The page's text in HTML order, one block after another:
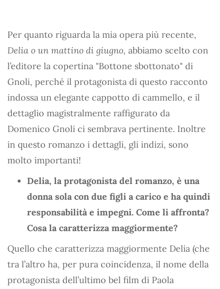
Per quanto riguarda la mia opera più recente,
Delia o un mattino di giugno, abbiamo scelto con
l’editore la copertina "Bottone sbottonato" di
Gnoli, perché il protagonista di questo racconto
indossa un elegante cappotto di cammello, e il
dettaglio magistralmente raffigurato da
Domenico Gnoli ci sembrava pertinente. Inoltre
in questo romanzo i dettagli, gli indizi, sono
molto importanti!
Delia, la protagonista del romanzo, è una
donna sola con due figli a carico e ha quindi
responsabilità e impegni. Come li affronta?
Cosa la caratterizza maggiormente?
Quello che caratterizza maggiormente Delia (che
tra l’altro ha, per pura coincidenza, il nome della
protagonista dell’ultimo bel film di Paola